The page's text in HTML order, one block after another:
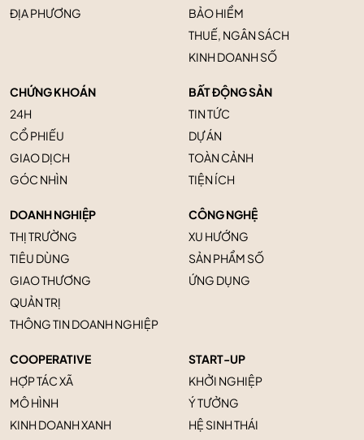
ĐỊA PHƯƠNG
BẢO HIỂM
THUẾ, NGÂN SÁCH
KINH DOANH SỐ
CHỨNG KHOÁN
24H
CỔ PHIẾU
GIAO DỊCH
GÓC NHÌN
BẤT ĐỘNG SẢN
TIN TỨC
DỰ ÁN
TOÀN CẢNH
TIỆN ÍCH
DOANH NGHIỆP
THỊ TRƯỜNG
TIÊU DÙNG
GIAO THƯƠNG
QUẢN TRỊ
THÔNG TIN DOANH NGHIỆP
CÔNG NGHỆ
XU HƯỚNG
SẢN PHẨM SỐ
ỨNG DỤNG
COOPERATIVE
HỢP TÁC XÃ
MÔ HÌNH
KINH DOANH XANH
START-UP
KHỞI NGHIỆP
Ý TƯỞNG
HỆ SINH THÁI